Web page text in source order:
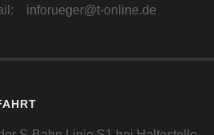
inforueger@t-online.de